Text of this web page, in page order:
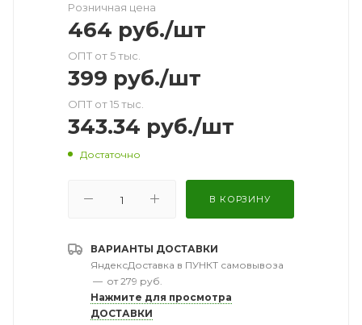
Розничная цена
464 руб./шт
ОПТ от 5 тыс.
399 руб./шт
ОПТ от 15 тыс.
343.34 руб./шт
Достаточно
В КОРЗИНУ
ВАРИАНТЫ ДОСТАВКИ
ЯндексДоставка в ПУНКТ самовывоза
— от 279 руб.
Нажмите для просмотра
ДОСТАВКИ